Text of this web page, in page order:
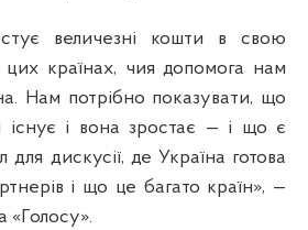
величезні кошти в свою
цих країнах, чия допомога нам
Нам потрібно показувати, що
існує і вона зростає — і що є
для дискусії, де Україна готова
і що це багато країн», —
«Голосу».